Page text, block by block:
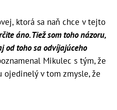
ktorá sa naň chce v tejto
áno. Tiež som toho názoru,
od toho sa odvíjajúceho
Mikulec s tým, že
v tom zmysle, že